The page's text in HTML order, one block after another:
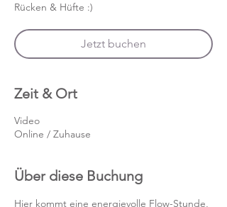
Rücken & Hüfte :)
Jetzt buchen
Zeit & Ort
Video
Online / Zuhause
Über diese Buchung
Hier kommt eine energievolle Flow-Stunde,